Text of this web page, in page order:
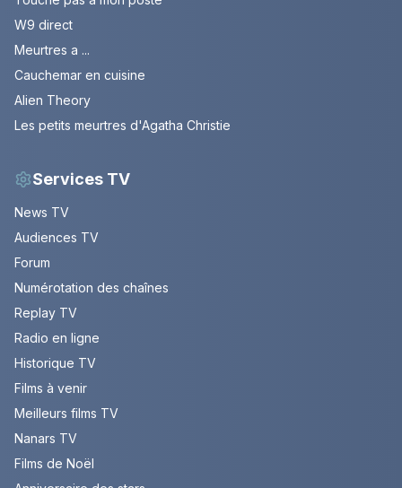
W9 direct
Meurtres a ...
Cauchemar en cuisine
Alien Theory
Les petits meurtres d'Agatha Christie
Services TV
News TV
Audiences TV
Forum
Numérotation des chaînes
Replay TV
Radio en ligne
Historique TV
Films à venir
Meilleurs films TV
Nanars TV
Films de Noël